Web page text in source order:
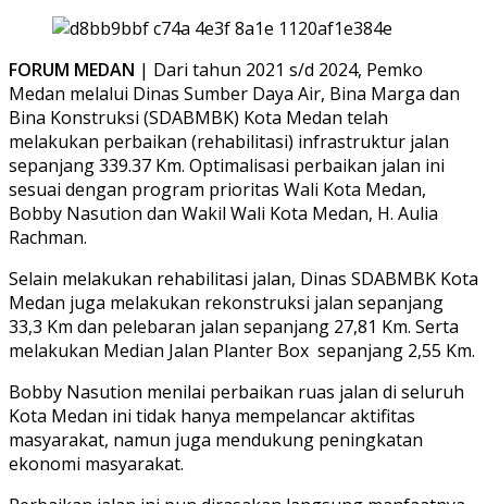
FORUM MEDAN | Dari tahun 2021 s/d 2024, Pemko
Medan melalui Dinas Sumber Daya Air, Bina Marga dan
Bina Konstruksi (SDABMBK) Kota Medan telah
melakukan perbaikan (rehabilitasi) infrastruktur jalan
sepanjang 339.37 Km. Optimalisasi perbaikan jalan ini
sesuai dengan program prioritas Wali Kota Medan,
Bobby Nasution dan Wakil Wali Kota Medan, H. Aulia
Rachman.
Selain melakukan rehabilitasi jalan, Dinas SDABMBK Kota
Medan juga melakukan rekonstruksi jalan sepanjang
33,3 Km dan pelebaran jalan sepanjang 27,81 Km. Serta
melakukan Median Jalan Planter Box sepanjang 2,55 Km.
Bobby Nasution menilai perbaikan ruas jalan di seluruh
Kota Medan ini tidak hanya mempelancar aktifitas
masyarakat, namun juga mendukung peningkatan
ekonomi masyarakat.